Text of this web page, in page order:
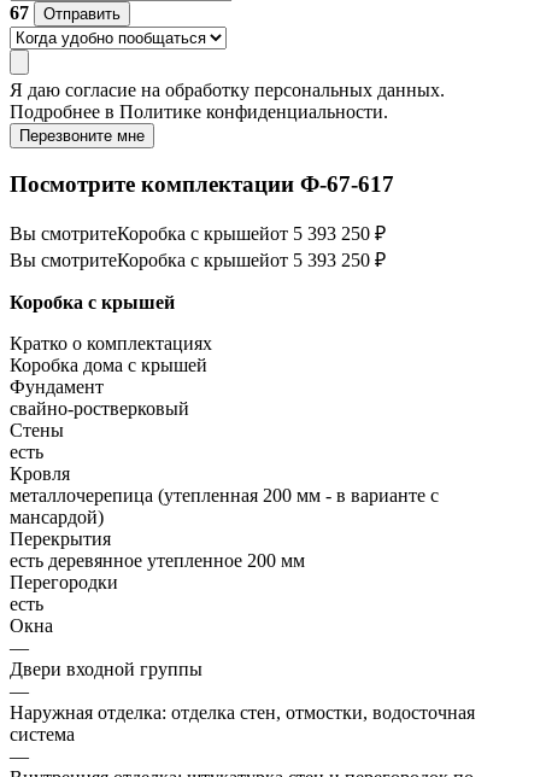
67
Отправить
Я даю согласие на обработку персональных данных.
Подробнее в Политике конфиденциальности.
Перезвоните мне
Посмотрите комплектации Ф-67-617
Вы смотритеКоробка с крышейот 5 393 250 ₽
Вы смотритеКоробка с крышейот 5 393 250 ₽
Коробка с крышей
Кратко о комплектациях
Коробка дома с крышей
Фундамент
свайно-ростверковый
Стены
есть
Кровля
металлочерепица (утепленная 200 мм - в варианте с
мансардой)
Перекрытия
есть деревянное утепленное 200 мм
Перегородки
есть
Окна
—
Двери входной группы
—
Наружная отделка: отделка стен, отмостки, водосточная
система
—